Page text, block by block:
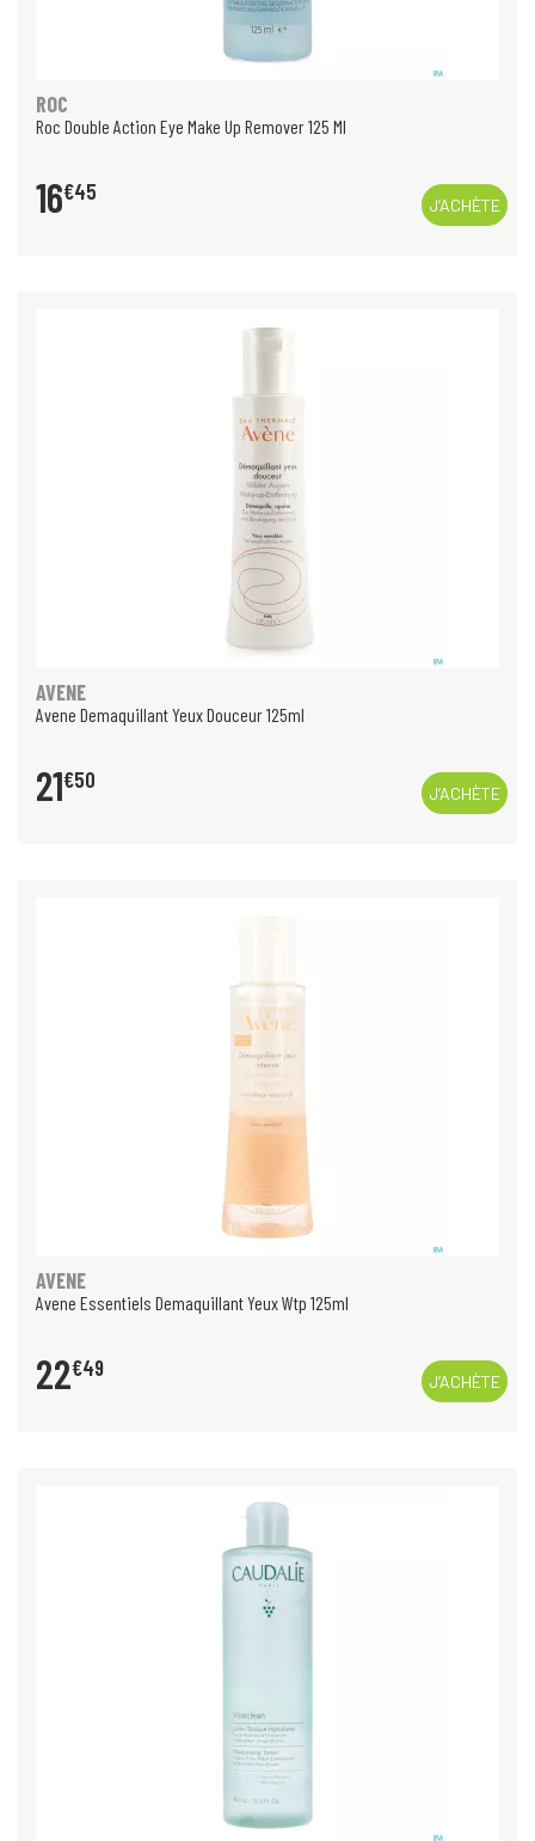
ROC
Roc Double Action Eye Make Up Remover 125 Ml
16€45
J’ACHÈTE
AVENE
Avene Demaquillant Yeux Douceur 125ml
21€50
J’ACHÈTE
AVENE
Avene Essentiels Demaquillant Yeux Wtp 125ml
22€49
J’ACHÈTE